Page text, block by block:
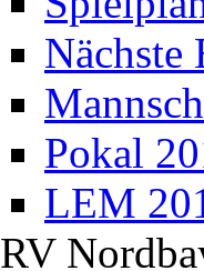
Nächste
Pokal
LEM
RV